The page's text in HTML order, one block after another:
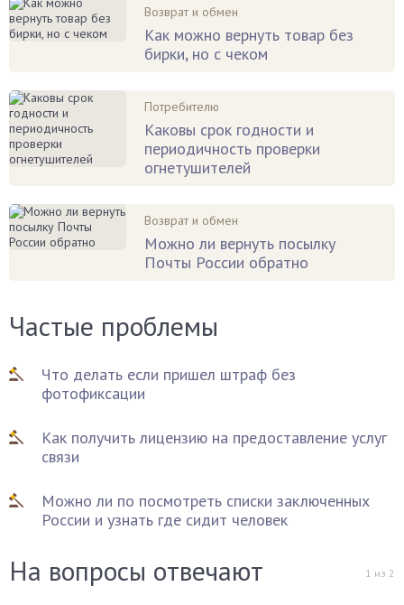
Возврат и обмен
Как можно вернуть товар без
бирки, но с чеком
Потребителю
Каковы срок годности и
периодичность проверки
огнетушителей
Возврат и обмен
Можно ли вернуть посылку
Почты России обратно
Частые проблемы
Что делать если пришел штраф без
фотофиксации
Как получить лицензию на предоставление услуг
связи
Можно ли по посмотреть списки заключенных
России и узнать где сидит человек
На вопросы отвечают 1 из 2